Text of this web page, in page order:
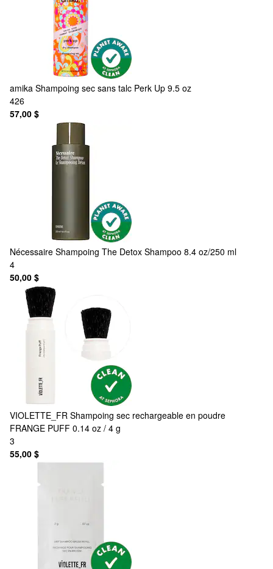
amika Shampoing sec sans talc Perk Up 9.5 oz
426
57,00 $
Nécessaire Shampoing The Detox Shampoo 8.4 oz/250 ml
4
50,00 $
VIOLETTE_FR Shampoing sec rechargeable en poudre
FRANGE PUFF 0.14 oz / 4 g
3
55,00 $